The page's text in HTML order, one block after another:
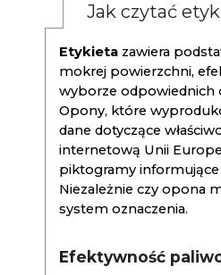
Jak czytać
Etykieta zawiera
mokrej powierzchni,
wyborze odpowiednich
Opony, które
dane dotyczące
internetową Unii
piktogramy
Niezależnie czy opona
system oznaczenia.
Efektywność